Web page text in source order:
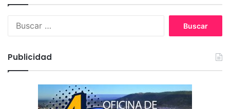
:
Publicidad